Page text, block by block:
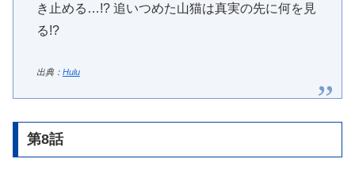
き止める…!? 追いつめた山猫は真実の先に何を見
る!?
出典： Hulu
第8話